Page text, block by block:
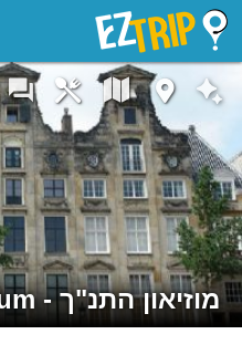
מוזיאון התנ"ך - Biblical Museum
EZTrip